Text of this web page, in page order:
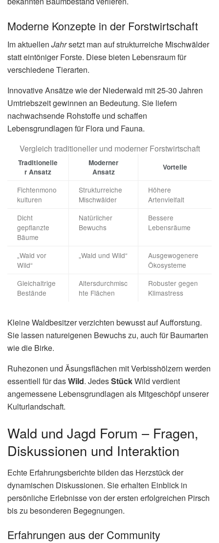
Moderne Konzepte in der Forstwirtschaft
Im aktuellen Jahrsetzt man auf strukturreiche Mischwälder
statt eintöniger Forste. Diese bieten Lebensraum für
verschiedene Tierarten.
Innovative Ansätze wie der Niederwald mit 25-30 Jahren
Umtriebszeit gewinnen an Bedeutung. Sie liefern
nachwachsende Rohstoffe und schaffen
Lebensgrundlagen für Flora und Fauna.
Vergleich traditioneller und moderner Forstwirtschaft
Traditionelle
r Ansatz
Moderner
Ansatz
Vorteile
Fichtenmono
kulturen
Strukturreiche
Mischwälder
Höhere
Artenvielfalt
Dicht
gepflanzte
Bäume
Natürlicher
Bewuchs
Bessere
Lebensräume
„Wald vor
Wild“
„Wald und Wild“
Ausgewogenere
Ökosysteme
Gleichaltrige
Bestände
Altersdurchmisc
hte Flächen
Robuster gegen
Klimastress
Kleine Waldbesitzer verzichten bewusst auf Aufforstung.
Sie lassen natureigenen Bewuchs zu, auch für Baumarten
wie die Birke.
Ruhezonen und Äsungsflächen mit Verbisshölzern werden
essentiell für dasWild. JedesStückWild verdient
angemessene Lebensgrundlagen als Mitgeschöpf unserer
Kulturlandschaft.
Wald und Jagd Forum – Fragen,
Diskussionen und Interaktion
Echte Erfahrungsberichte bilden das Herzstück der
dynamischen Diskussionen. Sie erhalten Einblick in
persönliche Erlebnisse von der ersten erfolgreichen Pirsch
bis zu besonderen Begegnungen.
Erfahrungen aus der Community